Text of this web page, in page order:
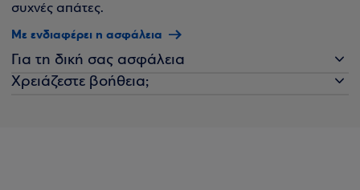
συχνές απάτες.
Με ενδιαφέρει η ασφάλεια
Για τη δική σας ασφάλεια
Χρειάζεστε βοήθεια;